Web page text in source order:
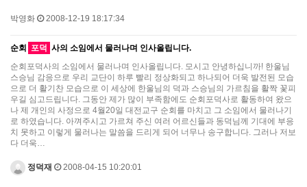
박영화 2008-12-19 18:17:34
순회 포덕 사의 소임에서 물러나며 인사올립니다.
순회포덕사의 소임에서 물러나며 인사올립니다. 모시고 안녕하십니까! 한울님
스승님 감응으로 우리 교단이 하루 빨리 정상화되고 하나되어 더욱 발전된 모습
으로 더 활기찬 모습으로 이 세상에 한울님의 덕과 스승님의 가르침을 활짝 꽃피
우길 심고드립니다. 그동안 제가 많이 부족함에도 순회포덕사로 활동하여 왔으
나 제 개인의 사정으로 4월20일 대전교구 순회를 마치고 그 소임에서 물러나기
로 하였습니다. 아껴주시고 가르쳐 주신 여러 어르신들과 동덕님께 기대에 부응
치 못하고 이렇게 물러나는 말씀을 드리게 되어 너무나 송구합니다. 그러나 저보
다 더욱…
정덕재 2008-04-15 10:20:01